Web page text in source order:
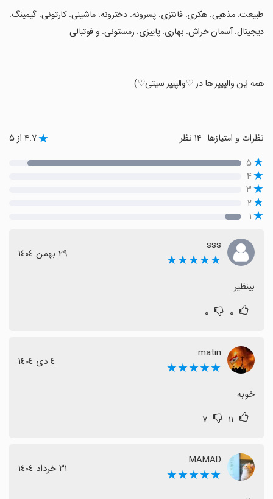
‏طبیعت. مذهبی. هکری. فانتزی. پسرونه. دخترونه. ماشینی. کارتونی. گیمینگ.
دیجیتال. آسمان خراش. بهاری. پاییزی. زمستونی. و فوتبالی
‏همه این والپیپر ها در ♡والپیپر سیتی♡)
نظرات و امتیازها ۴.۷ از ۵
۵
۴
۳
۲
۱
sss
★★★★★ ٢٩ بهمن ١٤٠٤
بینظیر
۰ ۰
matin
★★★★★ ٤ دی ١٤٠٤
خوبه
۱۱ ۷
MAMAD
★★★★★ ٣١ خرداد ١٤٠٤